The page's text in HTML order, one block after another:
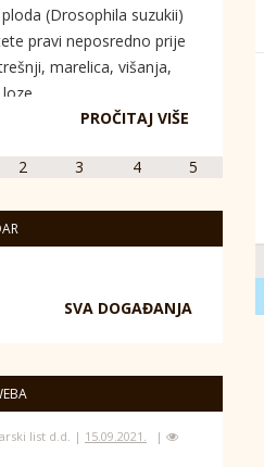
(Drosophila suzukii)
pravi neposredno prije
marelica, višanja,
PROČITAJ VIŠE
2 3 4 5
SVA DOGAĐANJA
list d.d. | 15.09.2021.
|